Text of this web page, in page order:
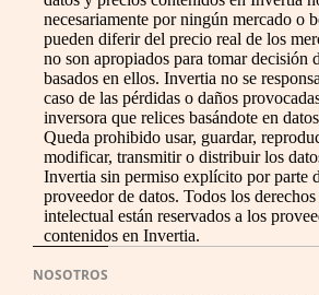
necesariamente por ningún mercado o
pueden diferir del precio real de los
no son apropiados para tomar decisión
basados en ellos. Invertia no se
caso de las pérdidas o daños
inversora que relices basándote en
Queda prohibido usar, guardar,
modificar, transmitir o distribuir los
Invertia sin permiso explícito por parte
proveedor de datos. Todos los
intelectual están reservados a los
contenidos en Invertia.
NOSOTROS